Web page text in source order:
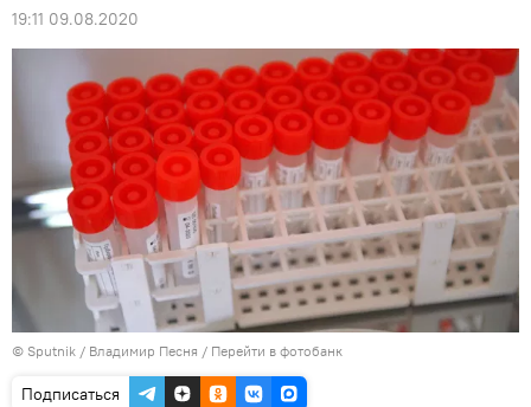
19:11 09.08.2020
© Sputnik / Владимир Песня / Перейти в фотобанк
Подписаться